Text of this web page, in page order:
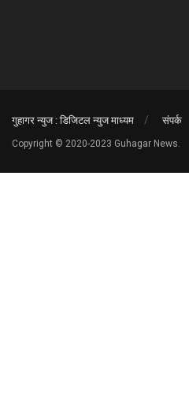
गुहागर न्युज : डिजिटल न्युज माध्यम संपर्क
Copyright © 2020-2023 Guhagar News.